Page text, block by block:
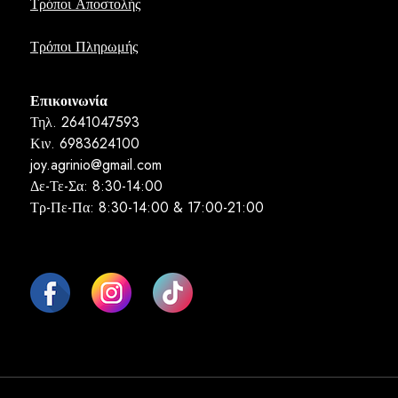
Τρόποι Αποστολής
Τρόποι Πληρωμής
Επικοινωνία
Τηλ. 2641047593
Κιν. 6983624100
joy.agrinio@gmail.com
Δε-Τε-Σα: 8:30-14:00
Τρ-Πε-Πα: 8:30-14:00 & 17:00-21:00